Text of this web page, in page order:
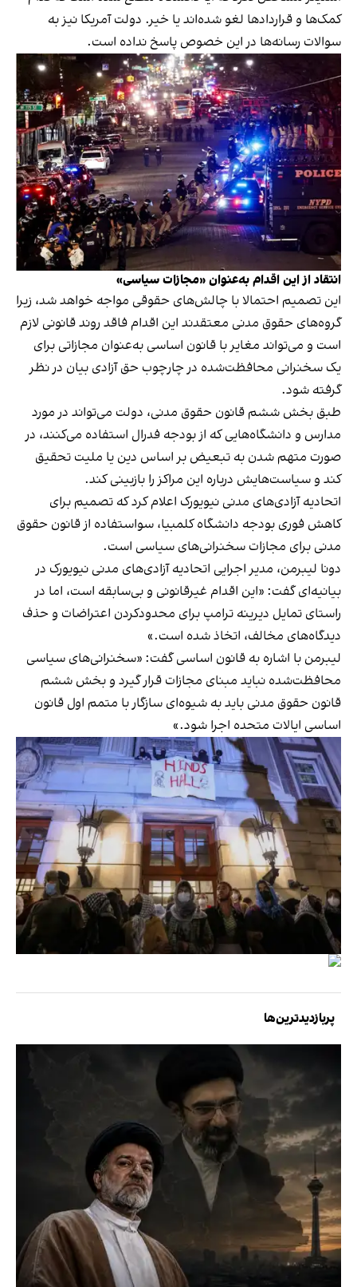
کمک‌ها و قراردادها لغو شده‌اند یا خیر. دولت آمریکا نیز به
سوالات رسانه‌ها در این خصوص پاسخ نداده است.
انتقاد از این اقدام به‌عنوان «مجازات سیاسی»
این تصمیم احتمالا با چالش‌های حقوقی مواجه خواهد شد، زیرا
گروه‌های حقوق مدنی معتقدند این اقدام فاقد روند قانونی لازم
است و می‌تواند مغایر با قانون اساسی به‌عنوان مجازاتی برای
یک سخنرانی محافظت‌شده در چارچوب حق آزادی بیان در نظر
گرفته شود.
طبق بخش ششم قانون حقوق مدنی، دولت می‌تواند در مورد
مدارس و دانشگاه‌هایی که از بودجه فدرال استفاده می‌کنند، در
صورت متهم شدن به تبعیض بر اساس دین یا ملیت تحقیق
کند و سیاست‌هایش درباره این مراکز را بازبینی کند.
اتحادیه آزادی‌های مدنی نیویورک اعلام کرد که تصمیم برای
کاهش فوری بودجه دانشگاه کلمبیا، سواستفاده از قانون حقوق
مدنی برای مجازات سخنرانی‌های سیاسی است.
دونا لیبرمن، مدیر اجرایی اتحادیه آزادی‌های مدنی نیویورک در
بیانیه‌ای گفت: «این اقدام غیرقانونی و بی‌سابقه است، اما در
راستای تمایل دیرینه ترامپ برای محدودکردن اعتراضات و حذف
دیدگاه‌های مخالف، اتخاذ شده است.»
لیبرمن با اشاره به قانون اساسی گفت: «سخنرانی‌های سیاسی
محافظت‌شده نباید مبنای مجازات قرار گیرد و بخش ششم
قانون حقوق مدنی باید به شیوه‌ای سازگار با متمم اول قانون
اساسی ایالات متحده اجرا شود.»
پربازدیدترین‌ها